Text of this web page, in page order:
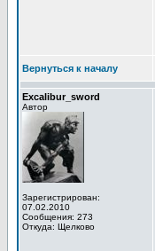
Вернуться к началу
Excalibur_sword
Автор
Зарегистрирован:
07.02.2010
Сообщения: 273
Откуда: Щелково